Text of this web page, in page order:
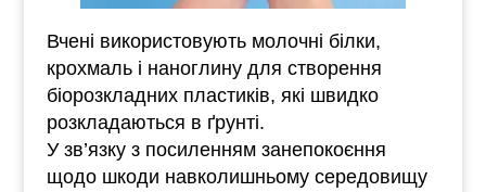
Вчені використовують молочні білки,
крохмаль і наноглину для створення
біорозкладних пластиків, які швидко
розкладаються в ґрунті.
У зв’язку з посиленням занепокоєння
щодо шкоди навколишньому середовищу